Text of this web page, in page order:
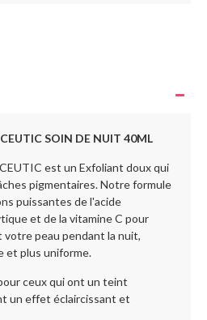
SOIN DE NUIT 40ML
est un Exfoliant doux qui
pigmentaires. Notre formule
puissantes de l'acide
et de la vitamine C pour
peau pendant la nuit,
et plus uniforme.
ceux qui ont un teint
un effet éclaircissant et